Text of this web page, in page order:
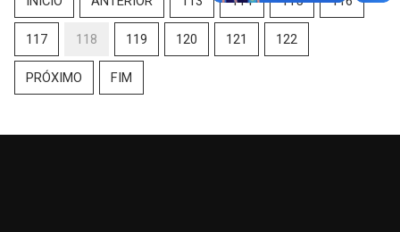
117 118 119 120 121 122
PRÓXIMO FIM